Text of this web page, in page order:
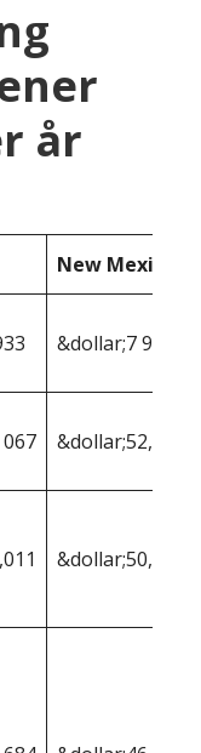
år
New Mexico
&dollar;7 994
&dollar;52,006
&dollar;50,243